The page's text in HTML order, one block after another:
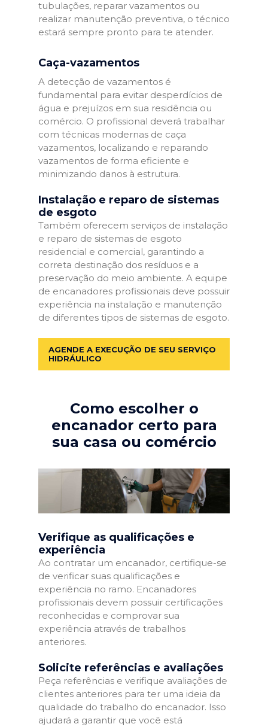
tubulações, reparar vazamentos ou
realizar manutenção preventiva, o técnico
estará sempre pronto para te atender.
Caça-vazamentos
A detecção de vazamentos é
fundamental para evitar desperdícios de
água e prejuízos em sua residência ou
comércio. O profissional deverá trabalhar
com técnicas modernas de caça
vazamentos, localizando e reparando
vazamentos de forma eficiente e
minimizando danos à estrutura.
Instalação e reparo de sistemas
de esgoto
Também oferecem serviços de instalação
e reparo de sistemas de esgoto
residencial e comercial, garantindo a
correta destinação dos resíduos e a
preservação do meio ambiente. A equipe
de encanadores profissionais deve possuir
experiência na instalação e manutenção
de diferentes tipos de sistemas de esgoto.
AGENDE A EXECUÇÃO DE SEU SERVIÇO
HIDRÁULICO
Como escolher o
encanador certo para
sua casa ou comércio
Verifique as qualificações e
experiência
Ao contratar um encanador, certifique-se
de verificar suas qualificações e
experiência no ramo. Encanadores
profissionais devem possuir certificações
reconhecidas e comprovar sua
experiência através de trabalhos
anteriores.
Solicite referências e avaliações
Peça referências e verifique avaliações de
clientes anteriores para ter uma ideia da
qualidade do trabalho do encanador. Isso
ajudará a garantir que você está